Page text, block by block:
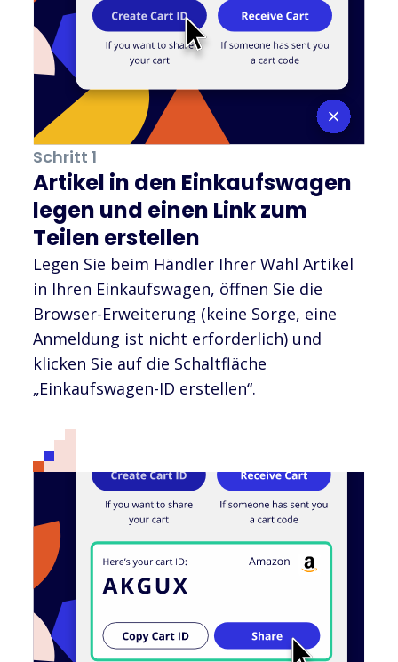
Schritt 1
Artikel in den Einkaufswagen
legen und einen Link zum
Teilen erstellen
Legen Sie beim Händler Ihrer Wahl Artikel
in Ihren Einkaufswagen, öffnen Sie die
Browser-Erweiterung (keine Sorge, eine
Anmeldung ist nicht erforderlich) und
klicken Sie auf die Schaltfläche
„Einkaufswagen-ID erstellen“.